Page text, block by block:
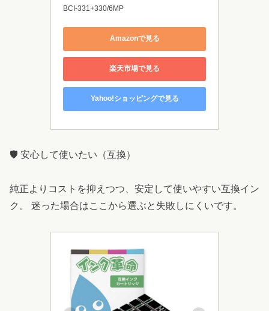
BCI-331+330/6MP
Amazonで見る
楽天市場で見る
Yahoo!ショッピングで見る
🛡️ 安心して使いたい（互換）
純正よりコストを抑えつつ、安定して使いやすい互換イン
ク。 迷った場合はここから選ぶと失敗しにくいです。